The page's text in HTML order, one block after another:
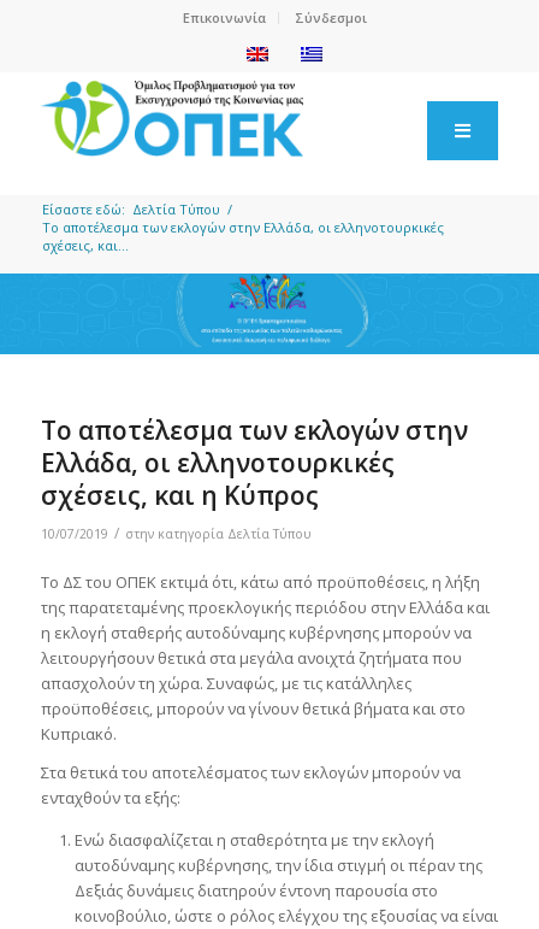
Επικοινωνία Σύνδεσμοι
Είσαστε εδώ: Δελτία Τύπου /
Το αποτέλεσμα των εκλογών στην Ελλάδα, οι ελληνοτουρκικές
σχέσεις, και...
Το αποτέλεσμα των εκλογών στην
Ελλάδα, οι ελληνοτουρκικές
σχέσεις, και η Κύπρος
10/07/2019 / στην κατηγορία Δελτία Τύπου
Το ΔΣ του ΟΠΕΚ εκτιμά ότι, κάτω από προϋποθέσεις, η λήξη
της παρατεταμένης προεκλογικής περιόδου στην Ελλάδα και
η εκλογή σταθερής αυτοδύναμης κυβέρνησης μπορούν να
λειτουργήσουν θετικά στα μεγάλα ανοιχτά ζητήματα που
απασχολούν τη χώρα. Συναφώς, με τις κατάλληλες
προϋποθέσεις, μπορούν να γίνουν θετικά βήματα και στο
Κυπριακό.
Στα θετικά του αποτελέσματος των εκλογών μπορούν να
ενταχθούν τα εξής:
Ενώ διασφαλίζεται η σταθερότητα με την εκλογή
αυτοδύναμης κυβέρνησης, την ίδια στιγμή οι πέραν της
Δεξιάς δυνάμεις διατηρούν έντονη παρουσία στο
κοινοβούλιο, ώστε ο ρόλος ελέγχου της εξουσίας να είναι